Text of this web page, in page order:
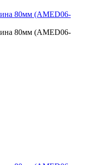
80мм (AMED06-
80мм (AMED06-